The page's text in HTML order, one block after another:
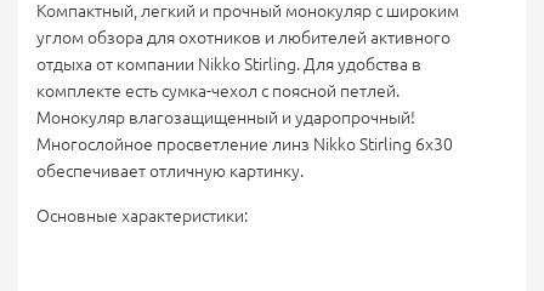
Компактный, легкий и прочный монокуляр с широким
углом обзора для охотников и любителей активного
отдыха от компании Nikko Stirling. Для удобства в
комплекте есть сумка-чехол с поясной петлей.
Монокуляр влагозащищенный и ударопрочный!
Многослойное просветление линз Nikko Stirling 6x30
обеспечивает отличную картинку.
Основные характеристики: